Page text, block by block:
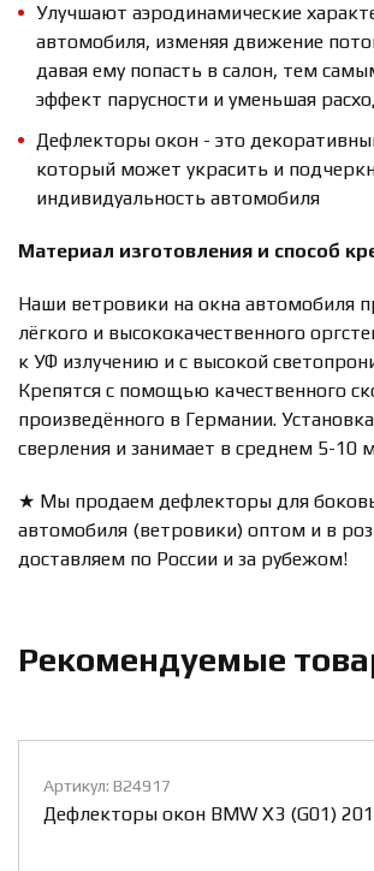
Улучшают аэродинамические
автомобиля, изменяя движение
давая ему попасть в салон, тем
эффект парусности и уменьшая
Дефлекторы окон - это
который может украсить и
индивидуальность автомобиля
Материал изготовления и способ
Наши ветровики на окна автомобиля
лёгкого и высококачественного
к УФ излучению и с высокой
Крепятся с помощью качественного
произведённого в Германии.
сверления и занимает в среднем 5-10
★ Мы продаем дефлекторы для
автомобиля (ветровики) оптом и в
доставляем по России и за рубежом!
Рекомендуемые
Артикул: B24917(3)
Дефлекторы окон